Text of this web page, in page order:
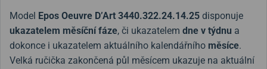
Model Epos Oeuvre D’Art 3440.322.24.14.25 disponuje
ukazatelem měsíční fáze, či ukazatelem dne v týdnu a
dokonce i ukazatelem aktuálního kalendářního měsíce.
Velká ručička zakončená půl měsícem ukazuje na aktuální